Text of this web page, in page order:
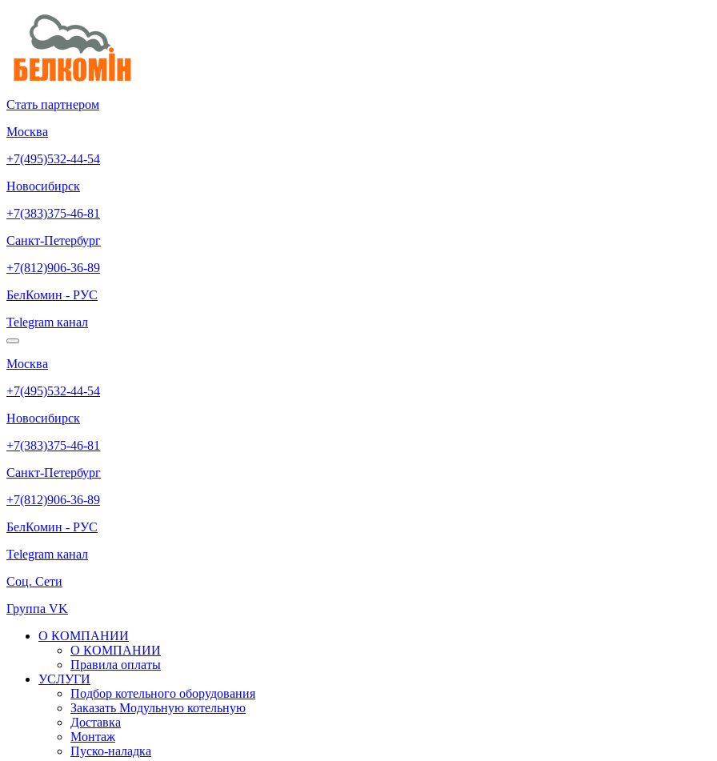
Стать партнером
Москва
+7(495)532-44-54
Новосибирск
+7(383)375-46-81
Санкт-Петербург
+7(812)906-36-89
БелКомин - РУС
Telegram канал
Москва
+7(495)532-44-54
Новосибирск
+7(383)375-46-81
Санкт-Петербург
+7(812)906-36-89
БелКомин - РУС
Telegram канал
Соц. Сети
Группа VK
О КОМПАНИИ
О КОМПАНИИ
Правила оплаты
УСЛУГИ
Подбор котельного оборудования
Заказать Модульную котельную
Доставка
Монтаж
Пуско-наладка